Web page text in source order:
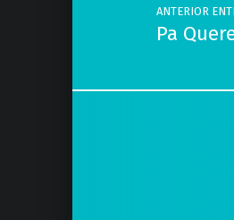
ANTERIOR
Pa